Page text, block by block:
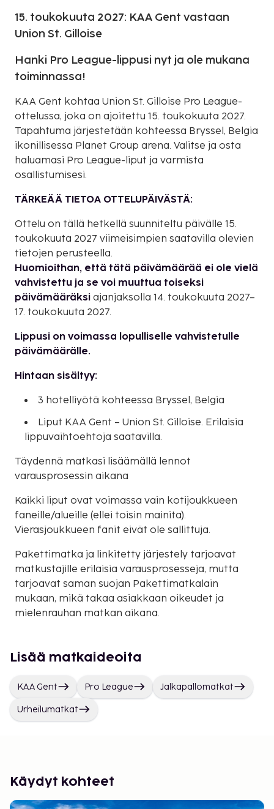
15. toukokuuta 2027: KAA Gent vastaan
Union St. Gilloise
Hanki Pro League-lippusi nyt ja ole mukana
toiminnassa!
KAA Gent kohtaa Union St. Gilloise Pro League-
ottelussa, joka on ajoitettu 15. toukokuuta 2027.
Tapahtuma järjestetään kohteessa Bryssel, Belgia
ikonillisessa Planet Group arena. Valitse ja osta
haluamasi Pro League-liput ja varmista
osallistumisesi.
TÄRKEÄÄ TIETOA OTTELUPÄIVÄSTÄ:
Ottelu on tällä hetkellä suunniteltu päivälle 15.
toukokuuta 2027 viimeisimpien saatavilla olevien
tietojen perusteella.
Huomioithan, että tätä päivämäärää ei ole vielä
vahvistettu ja se voi muuttua toiseksi
päivämääräksi ajanjaksolla 14. toukokuuta 2027–
17. toukokuuta 2027.
Lippusi on voimassa lopulliselle vahvistetulle
päivämäärälle.
Hintaan sisältyy:
3 hotelliyötä kohteessa Bryssel, Belgia
Liput KAA Gent – Union St. Gilloise. Erilaisia
lippuvaihtoehtoja saatavilla.
Täydennä matkasi lisäämällä lennot
varausprosessin aikana
Kaikki liput ovat voimassa vain kotijoukkueen
faneille/alueille (ellei toisin mainita).
Vierasjoukkueen fanit eivät ole sallittuja.
Pakettimatka ja linkitetty järjestely tarjoavat
matkustajille erilaisia varausprosesseja, mutta
tarjoavat saman suojan Pakettimatkalain
mukaan, mikä takaa asiakkaan oikeudet ja
mielenrauhan matkan aikana.
Lisää matkaideoita
KAA Gent Pro League Jalkapallomatkat
Urheilumatkat
Käydyt kohteet